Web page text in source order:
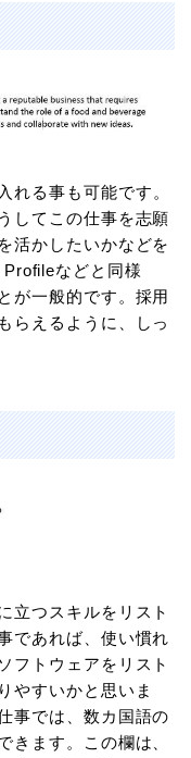
れる事も可能です。
してこの仕事を志願
活かしたいかなどを
などと同様
が一般的です。採用
らえるように、しっ
立つスキルをリスト
であれば、使い慣れ
フトウェアをリスト
やすいかと思いま
事では、数カ国語の
きます。この欄は、